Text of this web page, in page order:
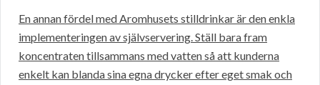
En annan fördel med Aromhusets stilldrinkar är den enkla
implementeringen av självservering. Ställ bara fram
koncentraten tillsammans med vatten så att kunderna
enkelt kan blanda sina egna drycker efter eget smak och